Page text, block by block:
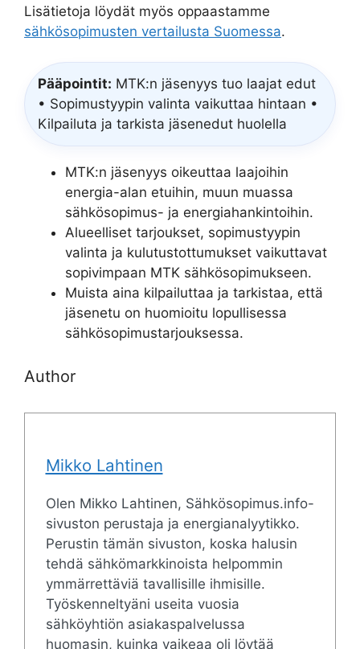
Lisätietoja löydät myös oppaastamme
sähkösopimusten vertailusta Suomessa.
Pääpointit: MTK:n jäsenyys tuo laajat edut
• Sopimustyypin valinta vaikuttaa hintaan •
Kilpailuta ja tarkista jäsenedut huolella
MTK:n jäsenyys oikeuttaa laajoihin
energia-alan etuihin, muun muassa
sähkösopimus- ja energiahankintoihin.
Alueelliset tarjoukset, sopimustyypin
valinta ja kulutustottumukset vaikuttavat
sopivimpaan MTK sähkösopimukseen.
Muista aina kilpailuttaa ja tarkistaa, että
jäsenetu on huomioitu lopullisessa
sähkösopimustarjouksessa.
Author
Mikko Lahtinen
Olen Mikko Lahtinen, Sähkösopimus.info-
sivuston perustaja ja energianalyytikko.
Perustin tämän sivuston, koska halusin
tehdä sähkömarkkinoista helpommin
ymmärrettäviä tavallisille ihmisille.
Työskenneltyäni useita vuosia
sähköyhtiön asiakaspalvelussa
huomasin, kuinka vaikeaa oli löytää